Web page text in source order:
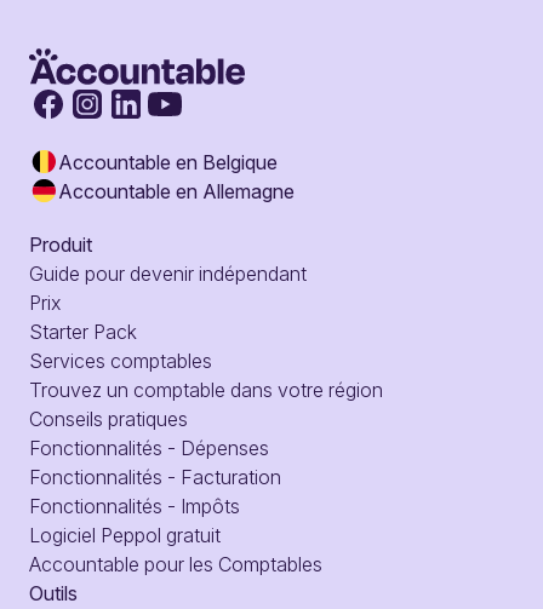
Accountable en Belgique
Accountable en Allemagne
Produit
Guide pour devenir indépendant
Prix
Starter Pack
Services comptables
Trouvez un comptable dans votre région
Conseils pratiques
Fonctionnalités - Dépenses
Fonctionnalités - Facturation
Fonctionnalités - Impôts
Logiciel Peppol gratuit
Accountable pour les Comptables
Outils